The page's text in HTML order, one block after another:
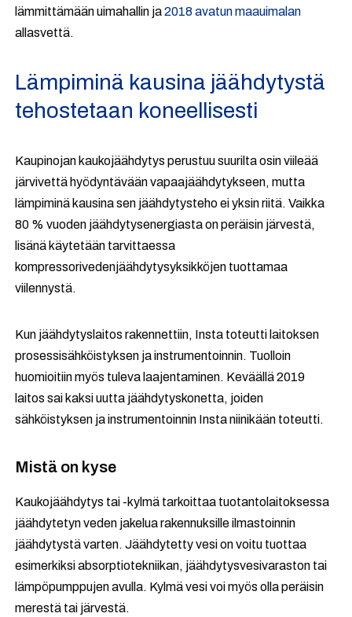
lämmittämään uimahallin ja2018 avatun maauimalan
allasvettä.
Lämpiminä kausina jäähdytystä
tehostetaan koneellisesti
Kaupinojan kaukojäähdytys perustuu suurilta osin viileää
järvivettä hyödyntävään vapaajäähdytykseen, mutta
lämpiminä kausina sen jäähdytysteho ei yksin riitä. Vaikka
80 % vuoden jäähdytysenergiasta on peräisin järvestä,
lisänä käytetään tarvittaessa
kompressorivedenjäähdytysyksikköjen tuottamaa
viilennystä.
Kun jäähdytyslaitos rakennettiin, Insta toteutti laitoksen
prosessisähköistyksen ja instrumentoinnin. Tuolloin
huomioitiin myös tuleva laajentaminen. Keväällä 2019
laitos sai kaksi uutta jäähdytyskonetta, joiden
sähköistyksen ja instrumentoinnin Insta niinikään toteutti.
Mistä on kyse
Kaukojäähdytys tai -kylmä tarkoittaa tuotantolaitoksessa
jäähdytetyn veden jakelua rakennuksille ilmastoinnin
jäähdytystä varten. Jäähdytetty vesi on voitu tuottaa
esimerkiksi absorptiotekniikan, jäähdytysvesivaraston tai
lämpöpumppujen avulla. Kylmä vesi voi myös olla peräisin
merestä tai järvestä.